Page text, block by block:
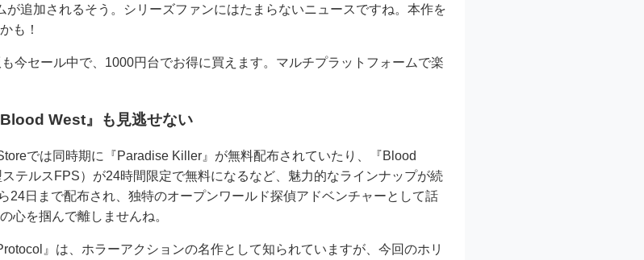
追加されるそう。シリーズファンにはたまらないニュースですね。本作を
も！
今セール中で、1000円台でお得に買えます。マルチプラットフォームで楽
West』も見逃せない
では同時期に『Paradise Killer』が無料配布されていたり、『Blood
テルスFPS）が24時間限定で無料になるなど、魅力的なラインナップが続
24日まで配布され、独特のオープンワールド探偵アドベンチャーとして話
心を掴んで離しませんね。
』は、ホラーアクションの名作として知られていますが、今回のホリ